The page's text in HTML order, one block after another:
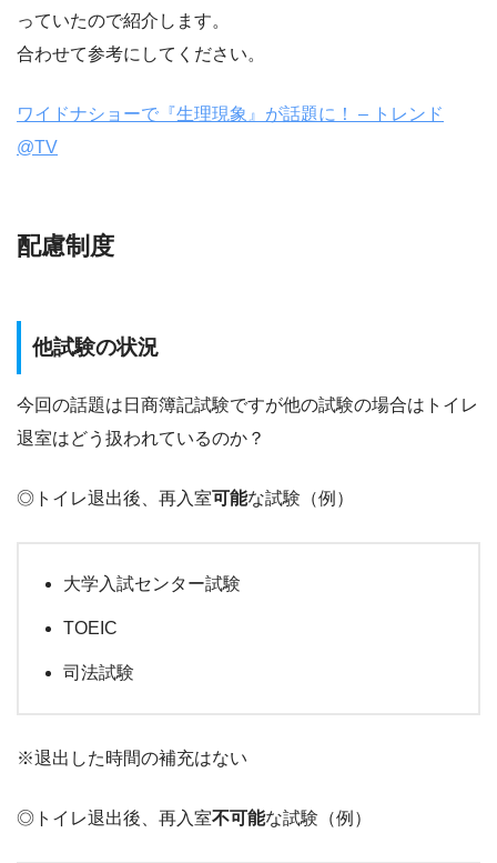
っていたので紹介します。
合わせて参考にしてください。
ワイドナショーで『生理現象』が話題に！ – トレンド
@TV
配慮制度
他試験の状況
今回の話題は日商簿記試験ですが他の試験の場合はトイレ
退室はどう扱われているのか？
◎トイレ退出後、再入室可能な試験（例）
大学入試センター試験
TOEIC
司法試験
※退出した時間の補充はない
◎トイレ退出後、再入室不可能な試験（例）